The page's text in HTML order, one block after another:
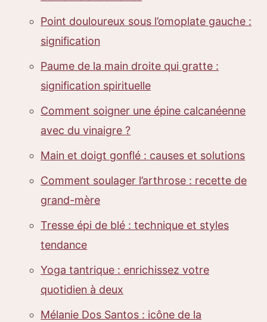
Point douloureux sous l’omoplate gauche :
signification
Paume de la main droite qui gratte :
signification spirituelle
Comment soigner une épine calcanéenne
avec du vinaigre ?
Main et doigt gonflé : causes et solutions
Comment soulager l’arthrose : recette de
grand-mère
Tresse épi de blé : technique et styles
tendance
Yoga tantrique : enrichissez votre
quotidien à deux
Mélanie Dos Santos : icône de la